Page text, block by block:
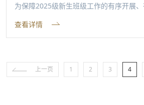
为保障2025级新生班级工作的有序开展
查看详情
上一页 1 2 3 4